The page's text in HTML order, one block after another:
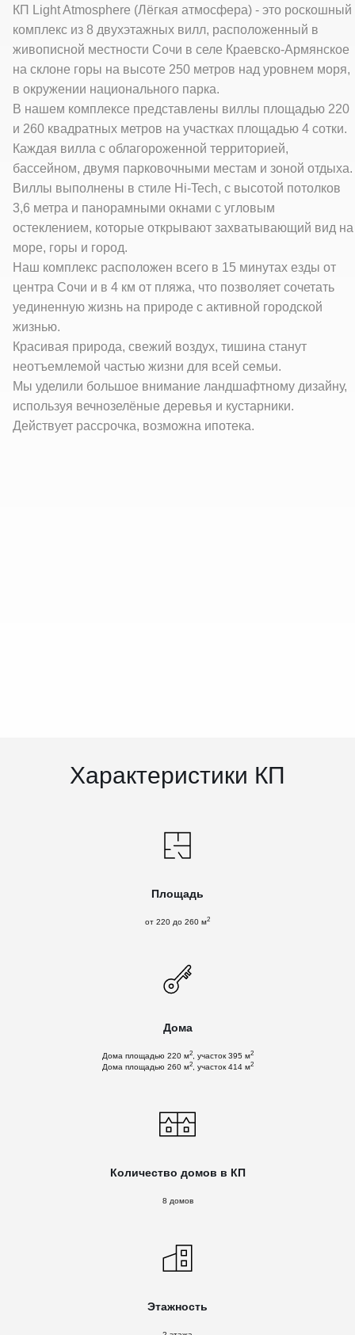
КП Light Atmosphere (Лёгкая атмосфера) - это роскошный
комплекс из 8 двухэтажных вилл, расположенный в
живописной местности Сочи в селе Краевско-Армянское
на склоне горы на высоте 250 метров над уровнем моря,
в окружении национального парка.
В нашем комплексе представлены виллы площадью 220
и 260 квадратных метров на участках площадью 4 сотки.
Каждая вилла c облагороженной территорией,
бассейном, двумя парковочными местам и зоной отдыха.
Виллы выполнены в стиле Hi-Tech, с высотой потолков
3,6 метра и панорамными окнами с угловым
остеклением, которые открывают захватывающий вид на
море, горы и город.
Наш комплекс расположен всего в 15 минутах езды от
центра Сочи и в 4 км от пляжа, что позволяет сочетать
уединенную жизнь на природе с активной городской
жизнью.
Красивая природа, свежий воздух, тишина станут
неотъемлемой частью жизни для всей семьи.
Мы уделили большое внимание ландшафтному дизайну,
используя вечнозелёные деревья и кустарники.
Действует рассрочка, возможна ипотека.
Характеристики КП
Площадь
от 220 до 260 м2
Дома
Дома площадью 220 м2, участок 395 м2
Дома площадью 260 м2, участок 414 м2
Количество домов в КП
8 домов
Этажность